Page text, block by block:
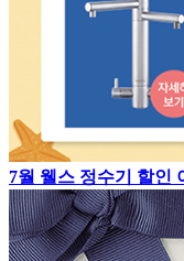
7월 웰스 정수기 할인